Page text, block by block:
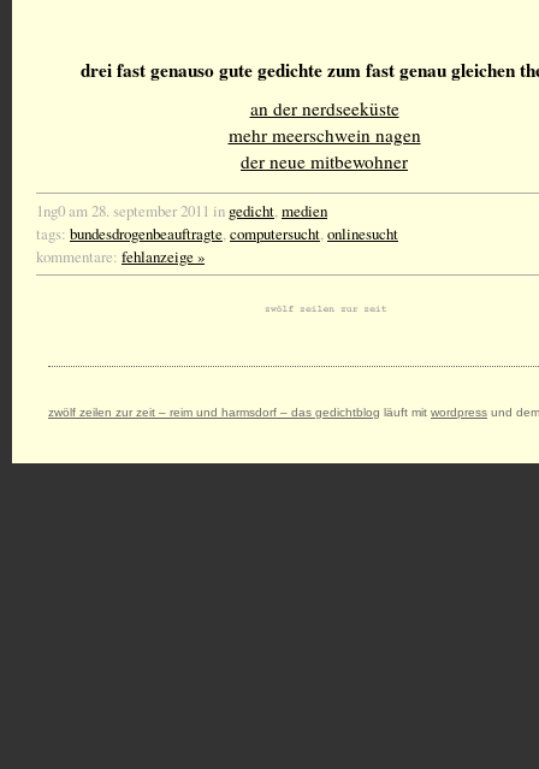
drei fast genauso gute gedichte zum fast genau gleichen
an der nerdseeküste
mehr meerschwein nagen
der neue mitbewohner
1ng0 am 28. september 2011 in gedicht,medien
tags: bundesdrogenbeauftragte,computersucht,onlinesucht
kommentare: fehlanzeige »
zwölf zeilen zur zeit – reim und harmsdorf – das gedichtblog läuft mit wordpress und